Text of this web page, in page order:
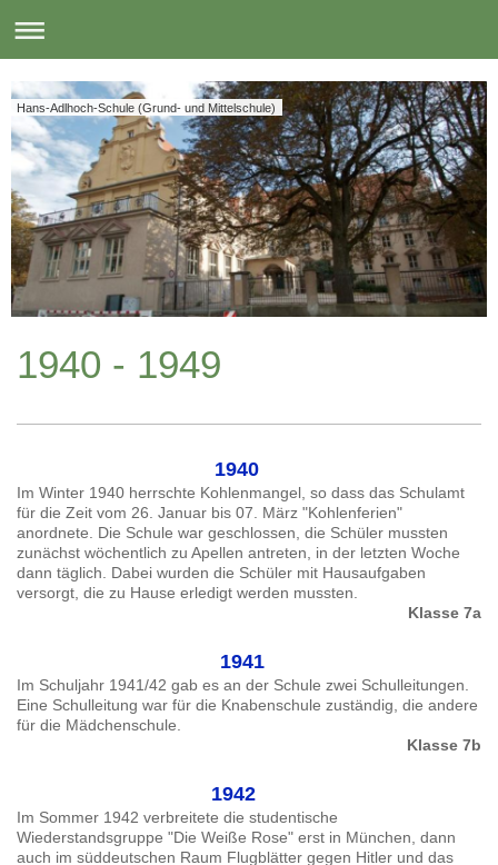
Hans-Adlhoch-Schule (Grund- und Mittelschule)
1940 - 1949
1940
Im Winter 1940 herrschte Kohlenmangel, so dass das Schulamt
für die Zeit vom 26. Januar bis 07. März "Kohlenferien"
anordnete. Die Schule war geschlossen, die Schüler mussten
zunächst wöchentlich zu Apellen antreten, in der letzten Woche
dann täglich. Dabei wurden die Schüler mit Hausaufgaben
versorgt, die zu Hause erledigt werden mussten.
Klasse 7a
1941
Im Schuljahr 1941/42 gab es an der Schule zwei Schulleitungen.
Eine Schulleitung war für die Knabenschule zuständig, die andere
für die Mädchenschule.
Klasse 7b
1942
Im Sommer 1942 verbreitete die studentische
Wiederstandsgruppe "Die Weiße Rose" erst in München, dann
auch im süddeutschen Raum Flugblätter gegen Hitler und das